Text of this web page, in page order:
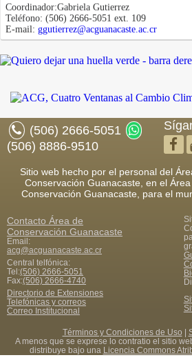
Coordinador:Gabriela Gutierrez
Teléfono: (506) 2666-5051 ext. 109
E-mail: ggutierrez@acguanacaste.ac.cr
(506) 2666-5051
(506) 8886-9510
Sitio web hecho por el personal del
Conservación Guanacaste, en el Área
Conservación Guanacaste, para el
Contacto Área de
Conservación Guanacaste
Email:
acg@acguanacaste.ac.cr
Central telfónica:
Tel:(506) 2666-5051
Fax:(506) 2666-4740
Directorio de Extensiones
Telefónicas y correos
Correo Institucional
Términos y Condiciones de Uso |
A menos que se exprese lo contratio el sitio
distribuye bajo una Licencia Commons